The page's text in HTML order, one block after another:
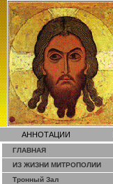
АННОТАЦИИ
ГЛАВНАЯ
ИЗ ЖИЗНИ МИТРОПОЛИИ
Тронный Зал